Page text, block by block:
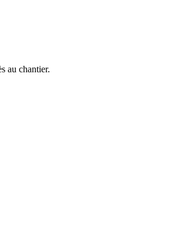
au chantier.